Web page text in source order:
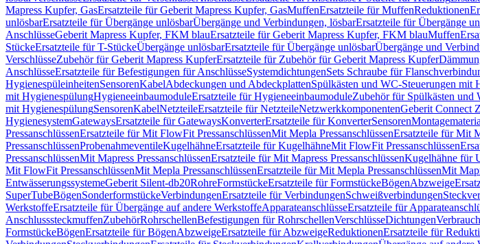
Mapress Kupfer, GasErsatzteile für Geberit Mapress Kupfer, GasMuffenErsatzteile für MuffenReduktionen
unlösbarErsatzteile für Übergänge unlösbarÜbergänge und Verbindungen, lösbarErsatzteile für Übergänge
AnschlüsseGeberit Mapress Kupfer, FKM blauErsatzteile für Geberit Mapress Kupfer, FKM blauMuffen
StückeErsatzteile für T-StückeÜbergänge unlösbarErsatzteile für Übergänge unlösbarÜbergänge und
VerschlüsseZubehör für Geberit Mapress KupferErsatzteile für Zubehör für Geberit Mapress Kupfer
AnschlüsseErsatzteile für Befestigungen für AnschlüsseSystemdichtungenSets Schraube für
HygienespüleinheitenSensorenKabelAbdeckungen und AbdeckplattenSpülkästen und WC-Steuerungen mit
mit HygienespülungHygieneeinbaumoduleErsatzteile für HygieneeinbaumoduleZubehör für Spülkästen und
mit HygienespülungSensorenKabelNetzteileErsatzteile für NetzteileNetzwerkkomponentenGeberit Connect
HygienesystemGatewaysErsatzteile für GatewaysKonverterErsatzteile für KonverterSensoren
PressanschlüssenErsatzteile für Mit FlowFit PressanschlüssenMit Mepla PressanschlüssenErsatzteile für Mit
PressanschlüssenProbenahmeventileKugelhähneErsatzteile für KugelhähneMit FlowFit Pressanschlüssen
PressanschlüssenMit Mapress PressanschlüssenErsatzteile für Mit Mapress PressanschlüssenKugelhähne für
Mit FlowFit PressanschlüssenMit Mepla PressanschlüssenErsatzteile für Mit Mepla PressanschlüssenMit
EntwässerungssystemeGeberit Silent-db20RohreFormstückeErsatzteile für FormstückeBögenAbzweige
SuperTubeBögenSonderformstückeVerbindungenErsatzteile für VerbindungenSchweißverbindungen
WerkstoffeErsatzteile für Übergänge auf andere WerkstoffeApparateanschlüsseErsatzteile für
AnschlusssteckmuffenZubehörRohrschellenBefestigungen für RohrschellenVerschlüsseDichtungen
FormstückeBögenErsatzteile für BögenAbzweigeErsatzteile für AbzweigeReduktionenErsatzteile für